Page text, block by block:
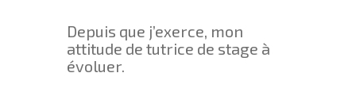
Depuis que j’exerce, mon
attitude de tutrice de stage à
évoluer.